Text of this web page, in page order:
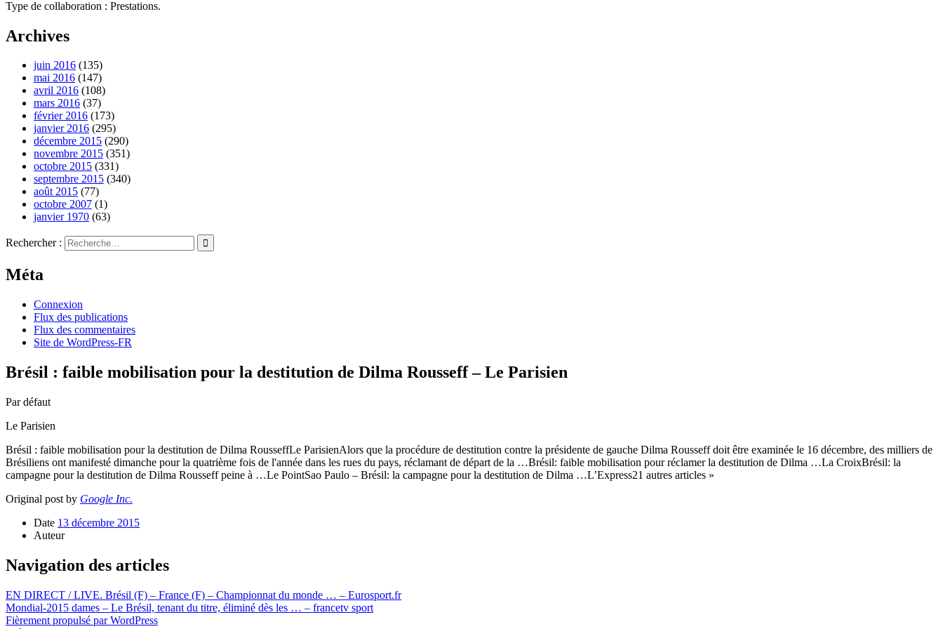
Type de collaboration : Prestations.
Archives
juin 2016 (135)
mai 2016 (147)
avril 2016 (108)
mars 2016 (37)
février 2016 (173)
janvier 2016 (295)
décembre 2015 (290)
novembre 2015 (351)
octobre 2015 (331)
septembre 2015 (340)
août 2015 (77)
octobre 2007 (1)
janvier 1970 (63)
Rechercher :
Méta
Connexion
Flux des publications
Flux des commentaires
Site de WordPress-FR
Brésil : faible mobilisation pour la destitution de Dilma Rousseff – Le Parisien
Par défaut
Le Parisien
Brésil : faible mobilisation pour la destitution de Dilma RousseffLe ParisienAlors que la procédure de destitution contre la présidente de gauche Dilma Rousseff doit être examinée le 16 décembre, des milliers de
Brésiliens ont manifesté dimanche pour la quatrième fois de l'année dans les rues du pays, réclamant de départ de la …Brésil: faible mobilisation pour réclamer la destitution de Dilma …La CroixBrésil: la
campagne pour la destitution de Dilma Rousseff peine à …Le PointSao Paulo – Brésil: la campagne pour la destitution de Dilma …L’Express21 autres articles »
Original post by Google Inc.
Date 13 décembre 2015
Auteur
Navigation des articles
EN DIRECT / LIVE. Brésil (F) – France (F) – Championnat du monde … – Eurosport.fr
Mondial-2015 dames – Le Brésil, tenant du titre, éliminé dès les … – francetv sport
Fièrement propulsé par WordPress